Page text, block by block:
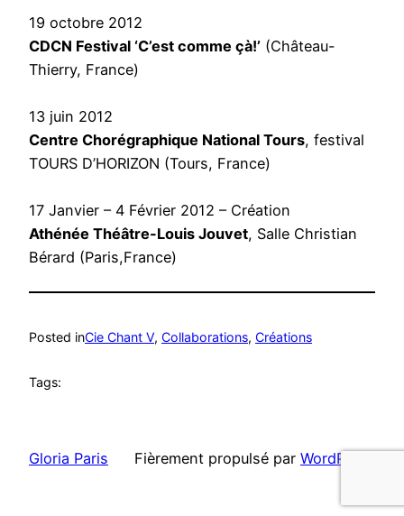
19 octobre 2012
CDCN Festival ‘C’est comme çà!’ (Château-
Thierry, France)
13 juin 2012
Centre Chorégraphique National Tours, festival
TOURS D’HORIZON (Tours, France)
17 Janvier – 4 Février 2012 – Création
Athénée Théâtre-Louis Jouvet, Salle Christian
Bérard (Paris,France)
Posted inCie Chant V, Collaborations, Créations
Tags:
Gloria Paris Fièrement propulsé par WordPress